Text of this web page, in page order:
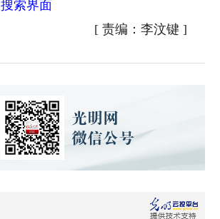
索界面
[ 责编：李汶键]